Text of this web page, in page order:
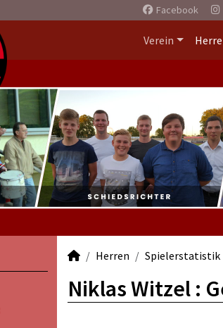
Facebook
Verein
Herren Spielerstatistik
Niklas Witzel :